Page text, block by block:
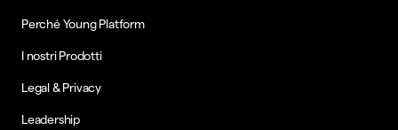
Perché Young Platform
I nostri Prodotti
Legal & Privacy
Leadership